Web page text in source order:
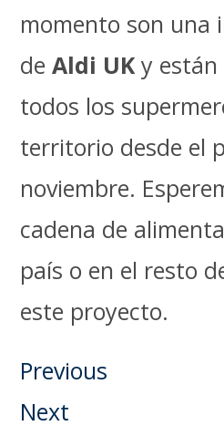
momento son una
deAldi UK y están
todos los
territorio desde el
noviembre.
cadena de
país o en el resto
este proyecto.
Previous
Next